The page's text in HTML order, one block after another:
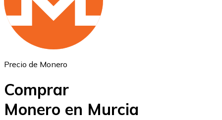
ETH
Precio de Monero
Comprar
Monero en Murcia